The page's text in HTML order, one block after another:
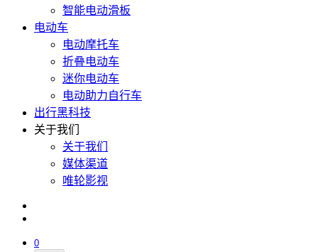
智能电动滑板
电动车
电动摩托车
折叠电动车
迷你电动车
电动助力自行车
出行黑科技
关于我们
关于我们
媒体渠道
唯轮影视
0